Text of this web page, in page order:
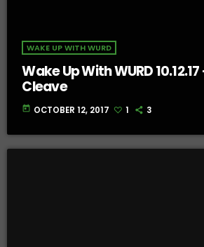
WAKE UP WITH WURD
Wake Up With WURD
Cleave
today OCTOBER 12, 2017 1 3